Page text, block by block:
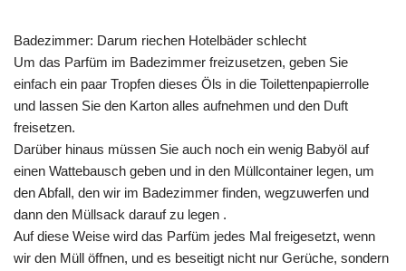
Badezimmer: Darum riechen Hotelbäder schlecht
Um das Parfüm im Badezimmer freizusetzen, geben Sie
einfach ein paar Tropfen dieses Öls in die Toilettenpapierrolle
und lassen Sie den Karton alles aufnehmen und den Duft
freisetzen.
Darüber hinaus müssen Sie auch noch ein wenig Babyöl auf
einen Wattebausch geben und in den Müllcontainer legen, um
den Abfall, den wir im Badezimmer finden, wegzuwerfen und
dann den Müllsack darauf zu legen .
Auf diese Weise wird das Parfüm jedes Mal freigesetzt, wenn
wir den Müll öffnen, und es beseitigt nicht nur Gerüche, sondern